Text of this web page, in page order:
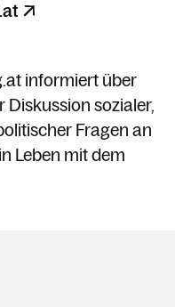
informiert über
Diskussion sozialer,
Fragen an
Leben mit dem